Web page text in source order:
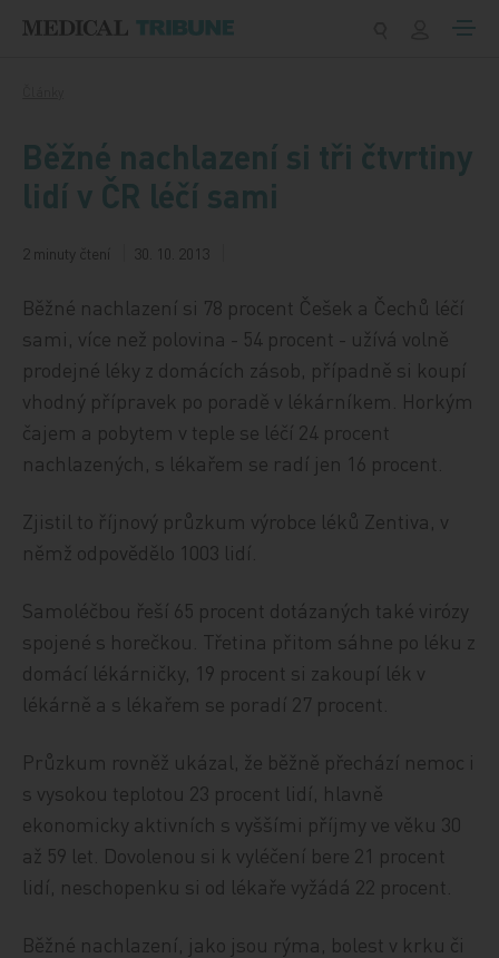
Běžné nachlazení si tři čtvrtiny
lidí v ČR léčí sami
2 minuty čtení 30. 10. 2013
Běžné nachlazení si 78 procent Češek a Čechů léčí
sami, více než polovina - 54 procent - užívá volně
prodejné léky z domácích zásob, případně si koupí
vhodný přípravek po poradě v lékárníkem. Horkým
čajem a pobytem v teple se léčí 24 procent
nachlazených, s lékařem se radí jen 16 procent.
Zjistil to říjnový průzkum výrobce léků Zentiva, v
němž odpovědělo 1003 lidí.
Samoléčbou řeší 65 procent dotázaných také virózy
spojené s horečkou. Třetina přitom sáhne po léku z
domácí lékárničky, 19 procent si zakoupí lék v
lékárně a s lékařem se poradí 27 procent.
Průzkum rovněž ukázal, že běžně přechází nemoc i
s vysokou teplotou 23 procent lidí, hlavně
ekonomicky aktivních s vyššími příjmy ve věku 30
až 59 let. Dovolenou si k vyléčení bere 21 procent
lidí, neschopenku si od lékaře vyžádá 22 procent.
Běžné nachlazení, jako jsou rýma, bolest v krku či